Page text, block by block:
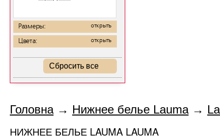
Размеры: открыть
Цвета: открыть
Сбросить все
Головна→ Нижнее белье Lauma→
НИЖНЕЕ БЕЛЬЕ LAUMA LAUMA